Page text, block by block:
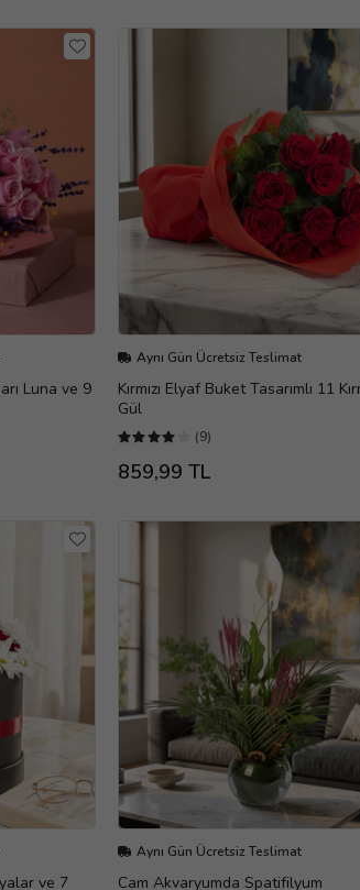
Luna ve 9
Aynı Gün Ücretsiz Teslimat
Kırmızı Elyaf Buket Tasarımlı 11
Gül
(9)
859,99 TL
ve 7
Aynı Gün Ücretsiz Teslimat
Cam Akvaryumda Spatifilyum